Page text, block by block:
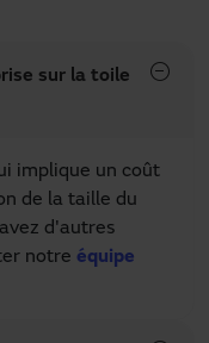
sur la toile
implique un coût
de la taille du
d'autres
notre équipe